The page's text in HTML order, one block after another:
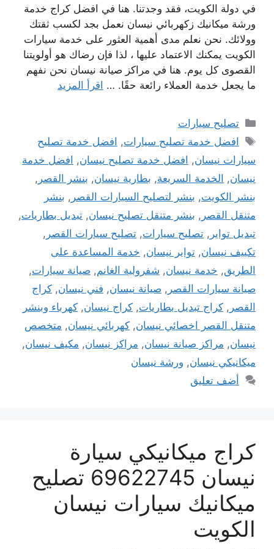
في دولة الكويت، فقد وجدتنا. هنا في افضل كراج خدمة
ورشة ميكانيك زكهربائي نيسان نعمل بجد لكسب ثقتك
وولائك. نحن نعلم مدى أهمية العثور على خدمة سيارات
الكويت يمكنك الاعتماد عليها ، لذا فإن رضاك ​​هو أولويتنا
القصوى كل يوم. هنا في مراكز صيانة نيسان نحن نفهم
ما يجعل خدمة العملاء رائعة حقًا. … اقرأ المزيد
التصنيفات
تصليح سيارات
الوسوم
افضل خدمة تصليح سيارات, افضل خدمة تصليح
سيارات نيسان, افضل خدمة تصليح نيسان, افضل خدمة
نيسان, الخدمة السريعة, بطارية نيسان, بنشر القصر ,
بنشر الكويت, بنشر لتصليح السيارات القصر , بنشر
متنقل القصر , بنشر متنقل تصليح نيسان, تبديل بطاريات,
تبديل تواير , تصليح سيارات, تصليح سيارات القصر ,
تكييف نيسان, تواير نيسان, خدمة المساعدة على
الطريق, خدمة نيسان, شفرولية الغانم, صيانة سيارات,
صيانة سيارات القصر , صيانة نيسان, فني نيسان, كراج
القصر , كراج تبديل بطاريات, كراج نيسان, كهرباء وبنشر
متنقل القصر اخصائي نيسان, كهربائي نيسان, متخصص
نيسان, مراكز صيانة نيسان, مراكز نيسان, مكيف نيسان,
ميكانيكي نيسان, ورشة نيسان
أضف تعليق
كراج ميكانيكي سيارة
نيسان 69622745 تصليح
ميكانيك سيارات نيسان
الكويت